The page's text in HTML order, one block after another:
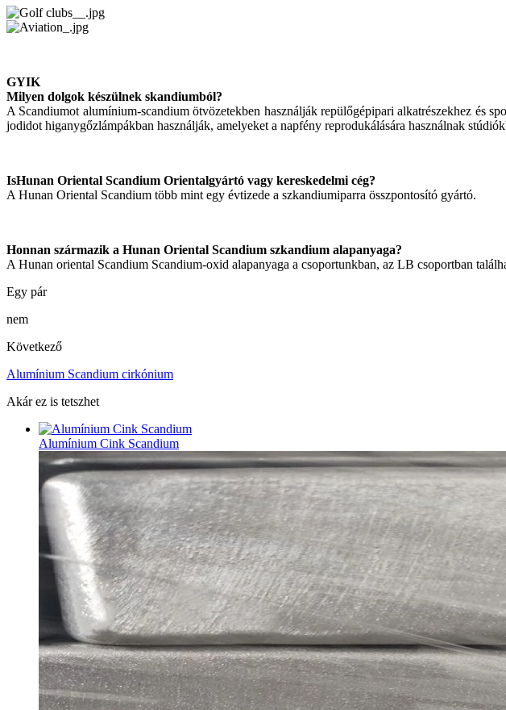
GYIK
Milyen dolgok készülnek skandiumból?
A Scandiumot alumínium-scandium ötvözetekben használják repülőgépipari alkatrészekhez és
jodidot higanygőzlámpákban használják, amelyeket a napfény reprodukálására használnak
IsHunan Oriental Scandium Orientalgyártó vagy kereskedelmi cég?
A Hunan Oriental Scandium több mint egy évtizede a szkandiumiparra összpontosító gyártó.
Honnan származik a Hunan Oriental Scandium szkandium alapanyaga?
A Hunan oriental Scandium Scandium-oxid alapanyaga a csoportunkban, az LB csoportban
Egy pár
nem
Következő
Alumínium Scandium cirkónium
Akár ez is tetszhet
Alumínium Cink Scandium